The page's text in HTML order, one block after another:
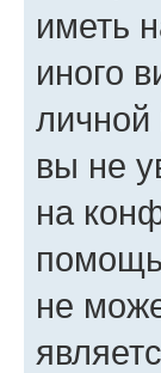
иметь
иного
вы не
на
не